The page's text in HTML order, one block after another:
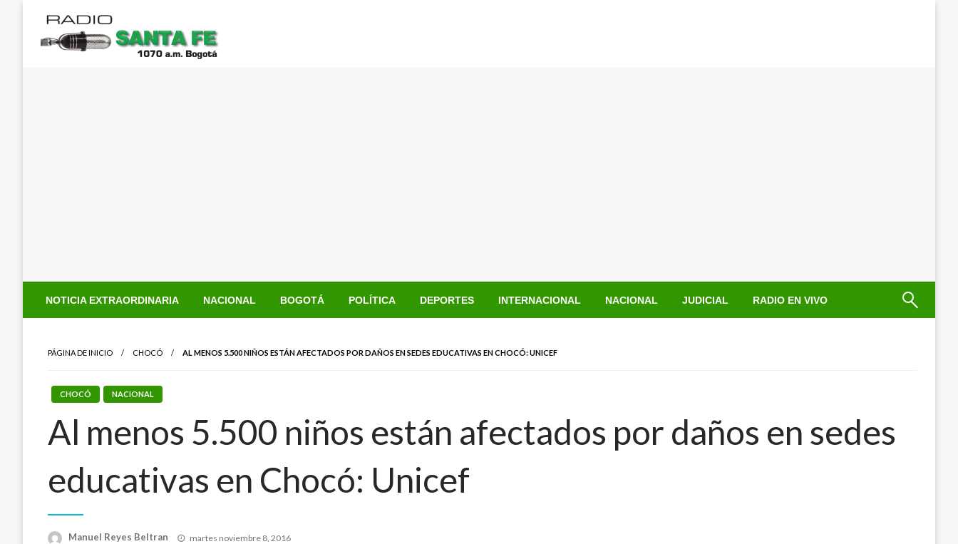
contenido
NOTICIA EXTRAORDINARIA NACIONAL BOGOTÁ POLÍTICA DEPORTES INTERNACIONAL NACIONAL JUDICIAL RADIO EN VIVO
PÁGINA DE INICIO CHOCÓ AL MENOS 5.500 NIÑOS ESTÁN AFECTADOS POR DAÑOS EN SEDES EDUCATIVAS EN CHOCÓ: UNICEF
CHOCÓ NACIONAL
Al menos 5.500 niños están afectados por daños en sedes
educativas en Chocó: Unicef
Manuel Reyes Beltran
Publicado
martes noviembre 8, 2016